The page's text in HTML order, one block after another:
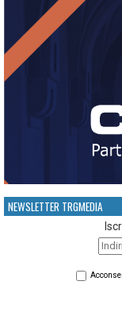
NEWSLETTER TRGMEDIA